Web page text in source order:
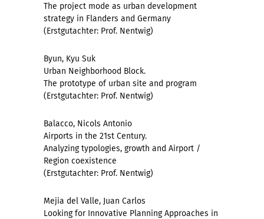
The project mode as urban development
strategy in Flanders and Germany
(Erstgutachter: Prof. Nentwig)
Byun, Kyu Suk
Urban Neighborhood Block.
The prototype of urban site and program
(Erstgutachter: Prof. Nentwig)
Balacco, Nicols Antonio
Airports in the 21st Century.
Analyzing typologies, growth and Airport /
Region coexistence
(Erstgutachter: Prof. Nentwig)
Mejia del Valle, Juan Carlos
Looking for Innovative Planning Approaches in